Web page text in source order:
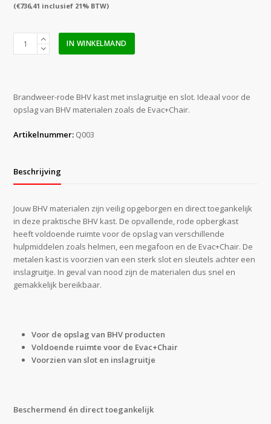
(€736,41 inclusief 21% BTW)
112
x
cm
en
aantal
IN WINKELMAND
Brandweer-rode BHV kast met inslagruitje en slot. Ideaal voor de
opslag van BHV materialen zoals de Evac+Chair.
Artikelnummer: Q003
Beschrijving
Jouw BHV materialen zijn veilig opgeborgen en direct toegankelijk
in deze praktische BHV kast. De opvallende, rode opbergkast
heeft voldoende ruimte voor de opslag van verschillende
hulpmiddelen zoals helmen, een megafoon en de Evac+Chair. De
metalen kast is voorzien van een sterk slot en sleutels achter een
inslagruitje. In geval van nood zijn de materialen dus snel en
gemakkelijk bereikbaar.
Voor de opslag van BHV producten
Voldoende ruimte voor de Evac+Chair
Voorzien van slot en inslagruitje
Beschermend én direct toegankelijk